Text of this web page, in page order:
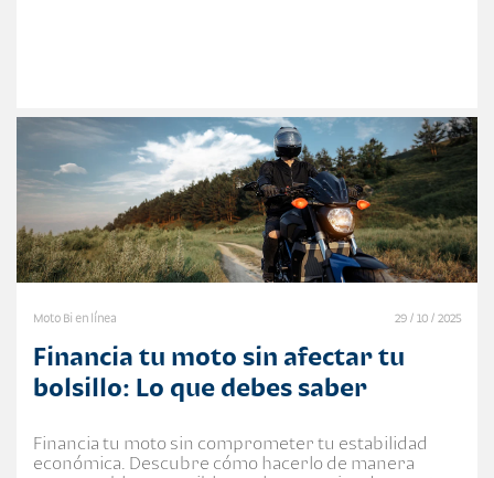
Moto Bi en línea 29 / 10 / 2025
Financia tu moto sin afectar tu
bolsillo: Lo que debes saber
Financia tu moto sin comprometer tu estabilidad
económica. Descubre cómo hacerlo de manera